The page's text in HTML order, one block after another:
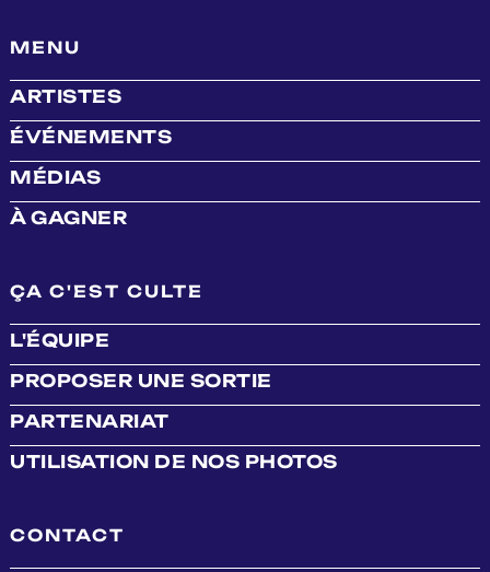
MENU
ARTISTES
ÉVÉNEMENTS
MÉDIAS
À GAGNER
ÇA C'EST CULTE
L'ÉQUIPE
PROPOSER UNE SORTIE
PARTENARIAT
UTILISATION DE NOS PHOTOS
CONTACT